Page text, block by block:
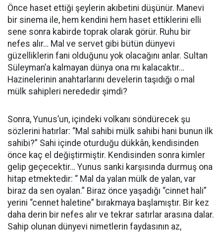
Önce haset ettiği şeylerin akıbetini düşünür. Manevi
bir sinema ile, hem kendini hem haset ettiklerini elli
sene sonra kabirde toprak olarak görür. Ruhu bir
nefes alır… Mal ve servet gibi bütün dünyevi
güzelliklerin fani olduğunu yok olacağını anlar. Sultan
Süleyman’a kalmayan dünya ona mı kalacaktır…
Hazinelerinin anahtarlarını develerin taşıdığı o mal
mülk sahipleri nerededir şimdi?
Sonra, Yunus’un, içindeki volkanı söndürecek şu
sözlerini hatırlar: “Mal sahibi mülk sahibi hani bunun ilk
sahibi?” Sahi içinde oturduğu dükkân, kendisinden
önce kaç el değiştirmiştir. Kendisinden sonra kimler
gelip geçecektir… Yunus sanki karşısında durmuş ona
hitap etmektedir: “ Mal da yalan mülk de yalan, var
biraz da sen oyalan.” Biraz önce yaşadığı “cinnet hali”
yerini “cennet haletine” bırakmaya başlamıştır. Bir kez
daha derin bir nefes alır ve tekrar satırlar arasına dalar.
Sahip olunan dünyevi nimetlerin faydasının az,